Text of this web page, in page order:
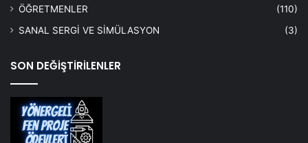
ÖĞRETMENLER
(110)
SANAL SERGİ VE SİMÜLASYON
(3)
SON DEĞİŞTİRİLENLER